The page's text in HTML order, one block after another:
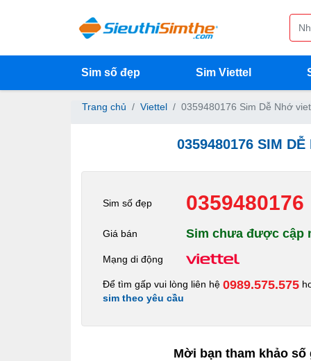
Sim số đẹp Sim Viettel
Trang chủ Viettel 0359480176 Sim Dễ Nhớ
0359480176 SIM
Sim số đẹp 0359480176
Giá bán Sim chưa được cập
Mạng di động
Để tìm gấp vui lòng liên hệ 0989.575.575
sim theo yêu cầu
Mời bạn tham khảo